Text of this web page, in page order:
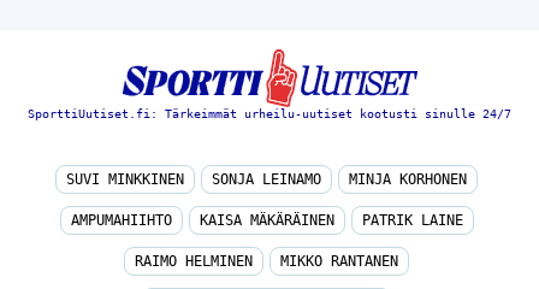
SporttiUutiset.fi: Tärkeimmät urheilu-uutiset kootusti sinulle 24/7
SUVI MINKKINEN SONJA LEINAMO MINJA KORHONEN
AMPUMAHIIHTO KAISA MÄKÄRÄINEN PATRIK LAINE
RAIMO HELMINEN MIKKO RANTANEN